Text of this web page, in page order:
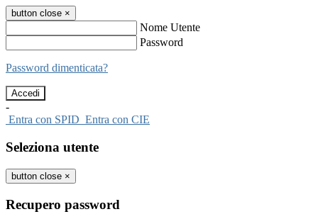
button close ×
Nome Utente
Password
Password dimenticata?
-
Entra con SPID Entra con CIE
Seleziona utente
button close ×
Recupero password